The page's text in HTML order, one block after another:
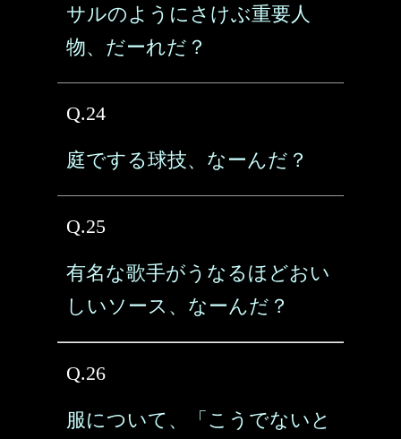
サルのようにさけぶ重要人
物、だーれだ？
Q.24
庭でする球技、なーんだ？
Q.25
有名な歌手がうなるほどおい
しいソース、なーんだ？
Q.26
服について、「こうでないと